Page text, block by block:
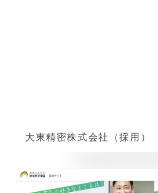
大東精密株式会社（採用）